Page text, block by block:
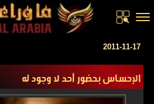
الرئيسية
قصص واقعية
2011-11-17
الإحساس بحضور أحد لا وجود له